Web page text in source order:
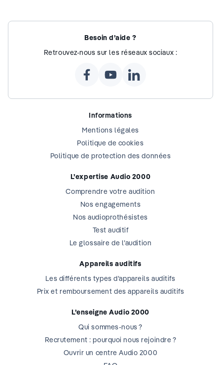
Besoin d’aide ?
Retrouvez-nous sur les réseaux sociaux :
Informations
Mentions légales
Politique de cookies
Politique de protection des données
L’expertise Audio 2000
Comprendre votre audition
Nos engagements
Nos audioprothésistes
Test auditif
Le glossaire de l’audition
Appareils auditifs
Les différents types d’appareils auditifs
Prix et remboursement des appareils auditifs
L’enseigne Audio 2000
Qui sommes-nous ?
Recrutement : pourquoi nous rejoindre ?
Ouvrir un centre Audio 2000